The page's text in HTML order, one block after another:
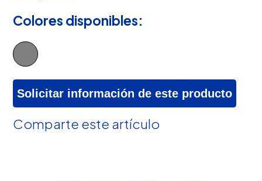
Colores disponibles:
Solicitar información de este producto
Comparte este artículo